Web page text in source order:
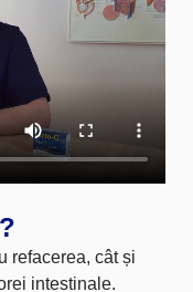
refacerea, cât și
intestinale.